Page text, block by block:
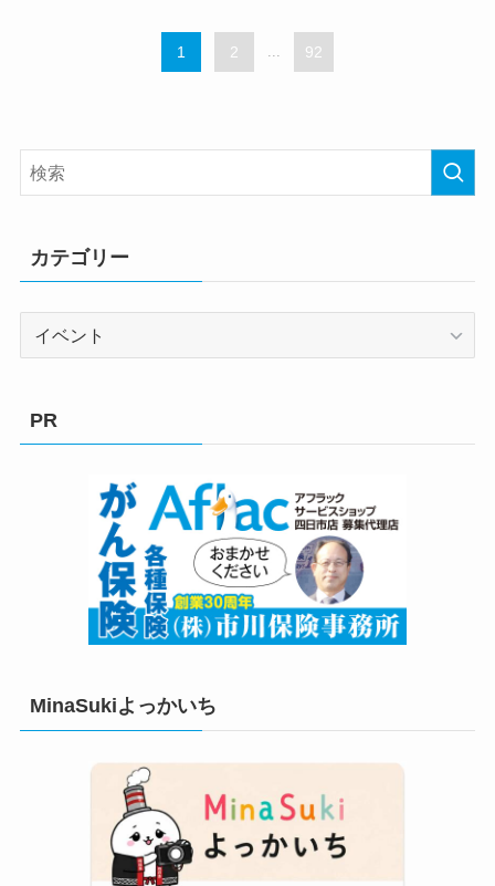
1 2 92
カテゴリー
PR
MinaSukiよっかいち